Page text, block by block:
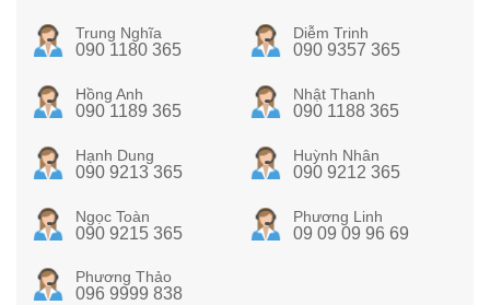
Trung Nghĩa
090 1180 365
Diễm Trinh
090 9357 365
Hồng Anh
090 1189 365
Nhật Thanh
090 1188 365
Hạnh Dung
090 9213 365
Huỳnh Nhân
090 9212 365
Ngọc Toàn
090 9215 365
Phương Linh
09 09 09 96 69
Phương Thảo
096 9999 838